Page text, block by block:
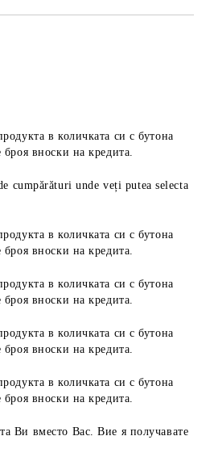
в количката си с бутона
вноски на кредита.
cumpărături unde veți putea selecta
в количката си с бутона
вноски на кредита.
в количката си с бутона
вноски на кредита.
в количката си с бутона
вноски на кредита.
в количката си с бутона
вноски на кредита.
Ви вместо Вас. Вие я получавате